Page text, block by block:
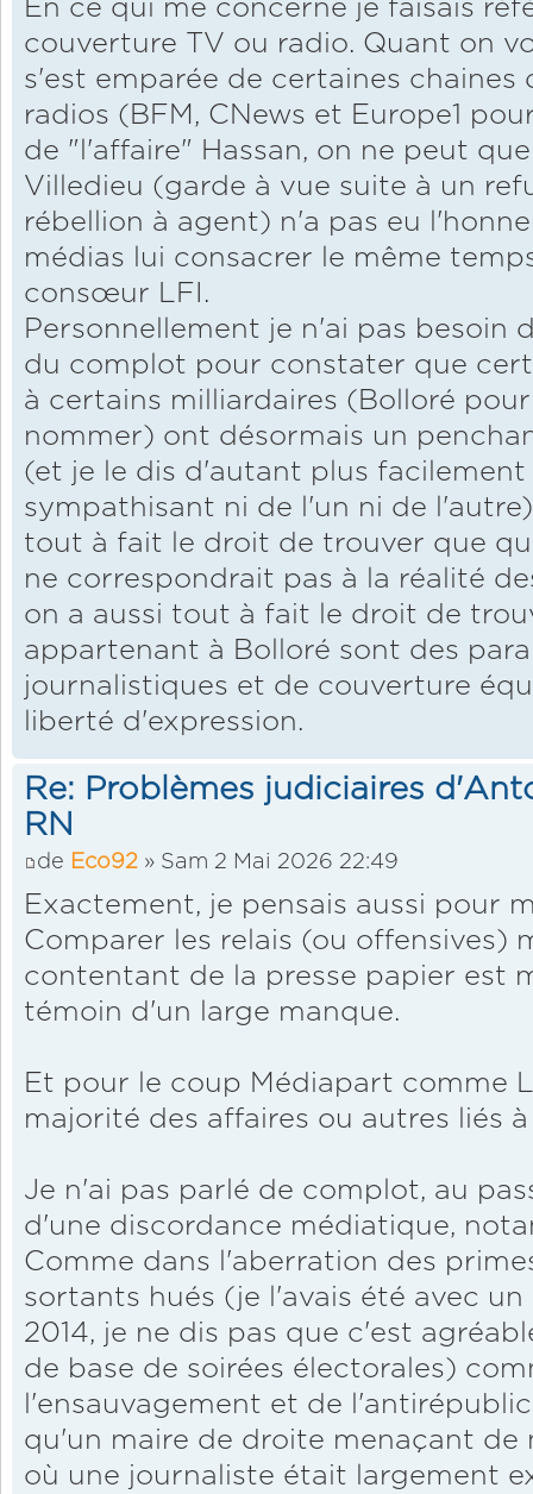
En ce qui me concerne je faisais
couverture TV ou radio. Quant on
s'est emparée de certaines
radios (BFM, CNews et Europe1
de "l'affaire" Hassan, on ne peut
Villedieu (garde à vue suite à un
rébellion à agent) n'a pas eu
médias lui consacrer le même
consœur LFI.
Personnellement je n'ai pas besoin
du complot pour constater que
à certains milliardaires (Bolloré
nommer) ont désormais un
(et je le dis d'autant plus facilement
sympathisant ni de l'un ni de
tout à fait le droit de trouver que
ne correspondrait pas à la réalité
on a aussi tout à fait le droit de
appartenant à Bolloré sont des
journalistiques et de couverture
liberté d'expression.
Re: Problèmes judiciaires
RN
de Eco92 » Sam 2 Mai 2026 22:49
Exactement, je pensais aussi pour
Comparer les relais (ou offensives)
contentant de la presse papier est
témoin d'un large manque.
Et pour le coup Médiapart comme
majorité des affaires ou autres liés
Je n'ai pas parlé de complot, au
d'une discordance médiatique,
Comme dans l'aberration des
sortants hués (je l'avais été avec
2014, je ne dis pas que c'est
de base de soirées électorales)
l'ensauvagement et de
qu'un maire de droite menaçant
où une journaliste était largement